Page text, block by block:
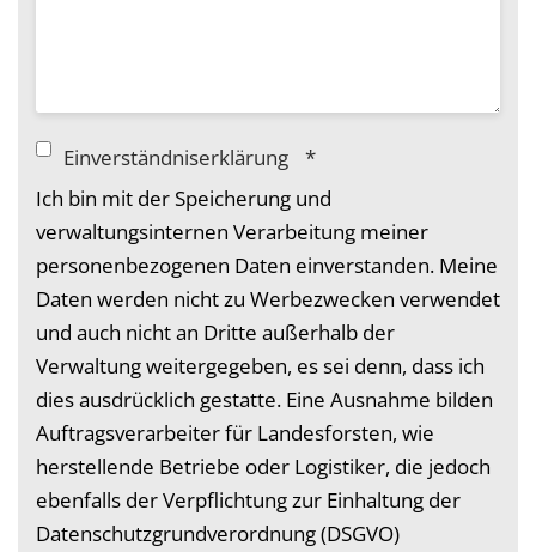
Einverständniserklärung
*
Ich bin mit der Speicherung und
verwaltungsinternen Verarbeitung meiner
personenbezogenen Daten einverstanden. Meine
Daten werden nicht zu Werbezwecken verwendet
und auch nicht an Dritte außerhalb der
Verwaltung weitergegeben, es sei denn, dass ich
dies ausdrücklich gestatte. Eine Ausnahme bilden
Auftragsverarbeiter für Landesforsten, wie
herstellende Betriebe oder Logistiker, die jedoch
ebenfalls der Verpflichtung zur Einhaltung der
Datenschutzgrundverordnung (DSGVO)